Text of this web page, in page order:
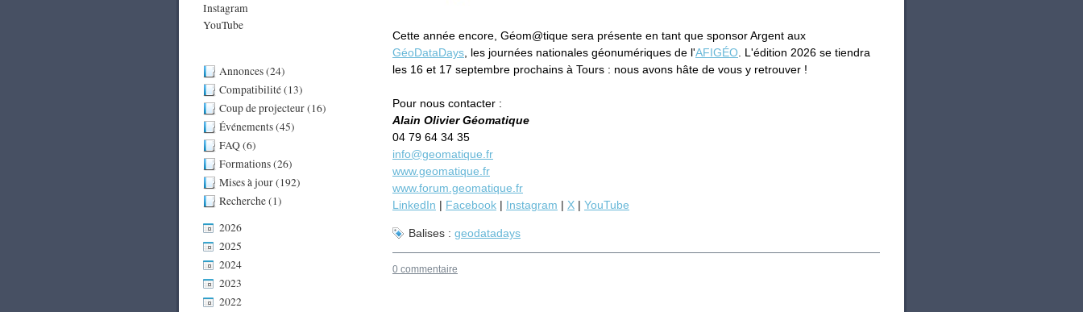
Instagram
YouTube
Annonces (24)
Compatibilité (13)
Coup de projecteur (16)
Événements (45)
FAQ (6)
Formations (26)
Mises à jour (192)
Recherche (1)
2026
2025
2024
2023
2022
Cette année encore, Géom@tique sera présente en tant que sponsor Argent aux
GéoDataDays , les journées nationales géonumériques de l'AFIGÉO . L'édition 2026 se tiendra
les 16 et 17 septembre prochains à Tours : nous avons hâte de vous y retrouver !
Pour nous contacter :
Alain Olivier Géomatique
04 79 64 34 35
info@geomatique.fr
www.geomatique.fr
www.forum.geomatique.fr
LinkedIn | Facebook | Instagram | X | YouTube
Balises : geodatadays
0 commentaire